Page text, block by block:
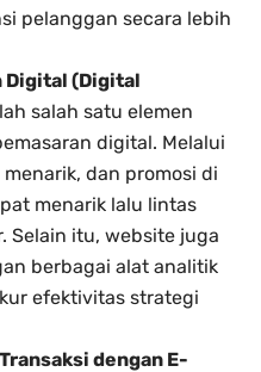
pelanggan secara lebih
Digital (Digital
salah satu elemen
digital. Melalui
dan promosi di
menarik lalu lintas
Selain itu, website juga
berbagai alat analitik
efektivitas strategi
dengan E-